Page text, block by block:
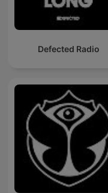
Defected Radio